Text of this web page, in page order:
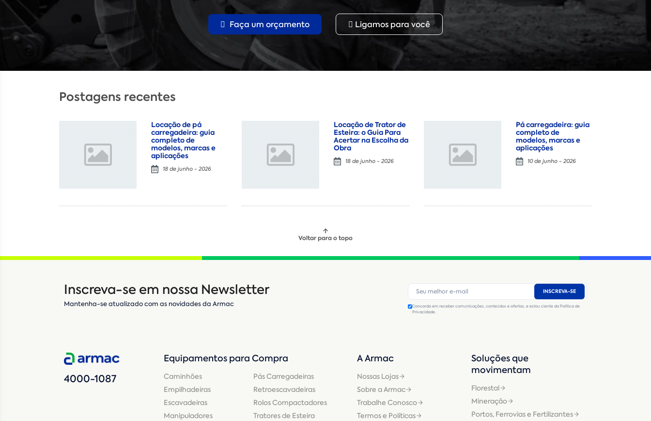
Faça um orçamento Ligamos para você
Postagens recentes
Locação de pá
carregadeira: guia
completo de
modelos, marcas e
aplicações
18 de junho - 2026
Locação de Trator de
Esteira: o Guia Para
Acertar na Escolha da
Obra
18 de junho - 2026
Pá carregadeira: guia
completo de
modelos, marcas e
aplicações
10 de junho - 2026
Voltar para o topo
Inscreva-se em nossa Newsletter
Mantenha-se atualizado com as novidades da Armac
INSCREVA-SE
Concordo em receber comunicações, conteúdos e ofertas, e estou ciente da Política de
Privacidade.
4000-1087
Equipamentos para Compra
Caminhões
Empilhadeiras
Escavadeiras
Manipuladores
Pás Carregadeiras
Retroescavadeiras
Rolos Compactadores
Tratores de Esteira
A Armac
Nossas Lojas
Sobre a Armac
Trabalhe Conosco
Termos e Políticas
Soluções que
movimentam
Florestal
Mineração
Portos, Ferrovias e Fertilizantes
CNPJ
Máquina de interesse